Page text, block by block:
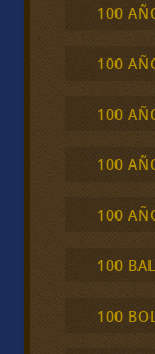
100
100
100
100
100
100
100